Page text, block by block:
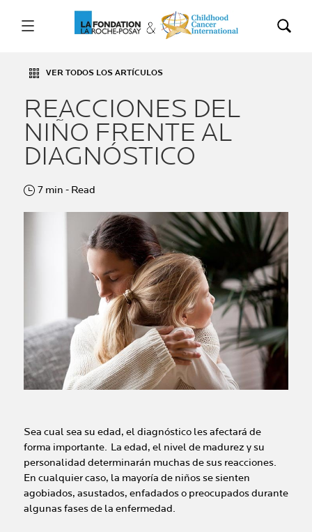
VER TODOS LOS ARTÍCULOS
REACCIONES DEL
NIÑO FRENTE AL
DIAGNÓSTICO
7 min - Read
Sea cual sea su edad, el diagnóstico les afectará de
forma importante. La edad, el nivel de madurez y su
personalidad determinarán muchas de sus reacciones.
En cualquier caso, la mayoría de niños se sienten
agobiados, asustados, enfadados o preocupados durante
algunas fases de la enfermedad.